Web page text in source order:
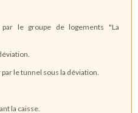
le groupe de logements "La
le tunnel sous la déviation.
la caisse.